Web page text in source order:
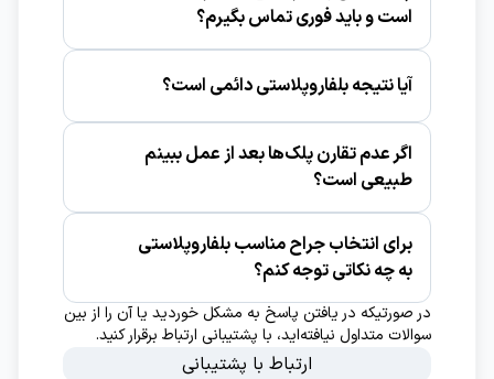
نظر پزشک وابسته است.
است و باید فوری تماس بگیرم؟
خونریزی فعال، درد شدید و ناگهانی، کاهش
دید، عدم توانایی بستن چشم، تورم سریع
یک‌طرفه، یا ترشح چرکی باید فوراً بررسی شود.
آیا نتیجه بلفاروپلاستی دائمی است؟
اثرات آن معمولاً طولانی‌مدت است، اما روند
طبیعی پیری ادامه دارد و ممکن است در
سال‌های آینده تغییرات جدید ایجاد شود.
اگر عدم تقارن پلک‌ها بعد از عمل ببینم
طبیعی است؟
در هفته‌های اول به دلیل تورم نامتقارن شایع
است؛ قضاوت نهایی معمولاً بعد از خوابیدن ورم
و تثبیت بافت انجام می‌شود.
برای انتخاب جراح مناسب بلفاروپلاستی
به چه نکاتی توجه کنم؟
به نمونه‌کارهای طبیعی و مشابه چهره شما،
ارزیابی دقیق خشکی چشم و عملکرد پلک،
توضیح شفاف درباره ریسک‌ها و محدودیت‌ها، و
در صورتیکه در یافتن پاسخ به مشکل خوردید یا آن را از بین
سوالات متداول نیافته‌اید، با پشتیبانی ارتباط برقرار کنید.
ارتباط با پشتیبانی